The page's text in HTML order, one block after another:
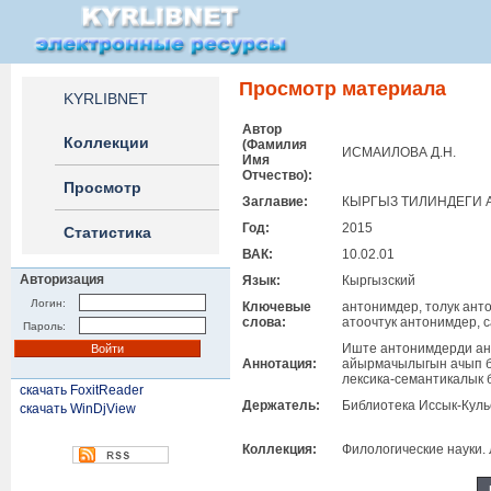
KYRLIBNET
Коллекции
Просмотр
Статистика
Авторизация
Логин:
Пароль:
скачать FoxitReader
скачать WinDjView
Просмотр материала
Автор
(Фамилия
Имя
Отчество):
ИСМАИЛОВА Д.Н.
Заглавие:
КЫРГЫЗ ТИЛИНДЕГИ
Год:
2015
ВАК:
10.02.01
Язык:
Кыргызский
Ключевые
слова:
антонимдер, толук
атоочтук антонимдер,
Аннотация:
Иште антонимдерди
айырмачылыгын ачып
лексика-семантикалык
Держатель:
Библиотека Иссык-
Коллекция: Филологические